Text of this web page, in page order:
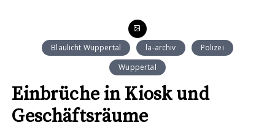
Blaulicht Wuppertal la-archiv
Polizei
Wuppertal
Einbrüche in Kiosk und
Geschäftsräume